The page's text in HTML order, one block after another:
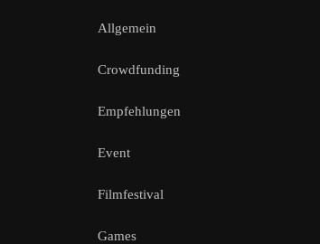
Allgemein
Crowdfunding
Empfehlungen
Event
Filmfestival
Games